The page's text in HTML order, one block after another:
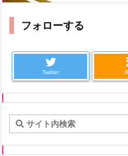
フォローする
Twitter